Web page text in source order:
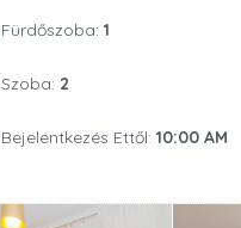
Fürdőszoba: 1
Szoba: 2
Bejelentkezés Ettől: 10:00 AM